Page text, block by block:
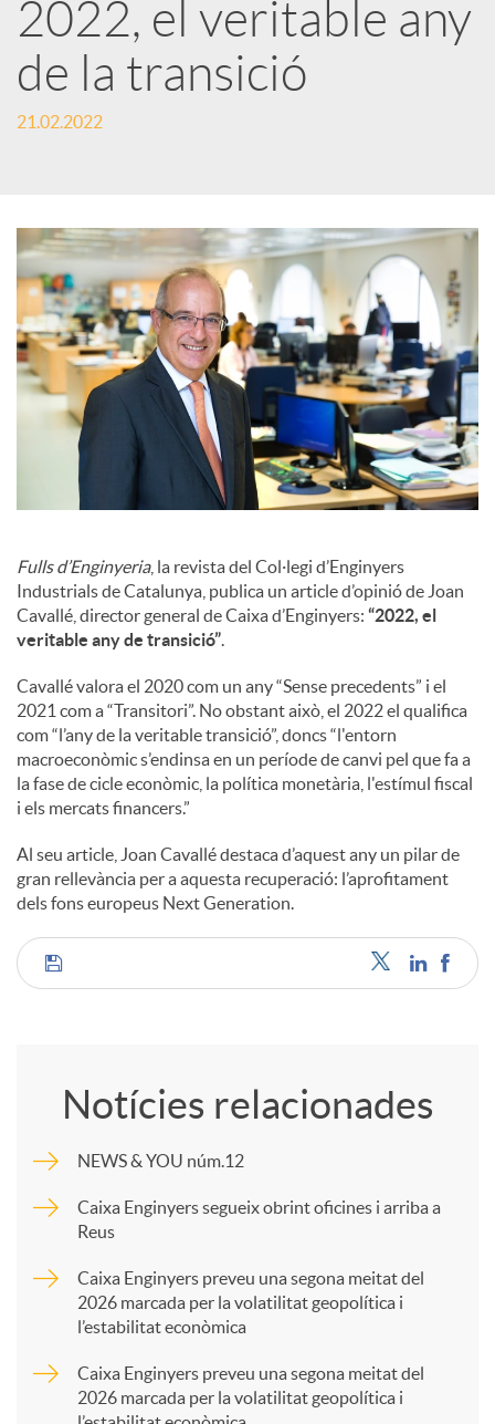
a
r
e
s
S
c
i
a
l
s
2022, el veritable any
de la transició
21.02.2022
Fulls d’Enginyeria, la revista del Col·legi d’Enginyers
Industrials de Catalunya, publica un article d’opinió de Joan
Cavallé, director general de Caixa d’Enginyers: “2022, el
veritable any de transició”.
Cavallé valora el 2020 com un any “Sense precedents” i el
2021 com a “Transitori”. No obstant això, el 2022 el qualifica
com “l’any de la veritable transició”, doncs “l'entorn
macroeconòmic s’endinsa en un període de canvi pel que fa a
la fase de cicle econòmic, la política monetària, l'estímul fiscal
i els mercats financers.”
Al seu article, Joan Cavallé destaca d’aquest any un pilar de
gran rellevància per a aquesta recuperació: l’aprofitament
dels fons europeus Next Generation.
C
m
p
a
Notícies relacionades
NEWS & YOU núm.12
Caixa Enginyers segueix obrint oficines i arriba a
Reus
Caixa Enginyers preveu una segona meitat del
2026 marcada per la volatilitat geopolítica i
l’estabilitat econòmica
Caixa Enginyers preveu una segona meitat del
2026 marcada per la volatilitat geopolítica i